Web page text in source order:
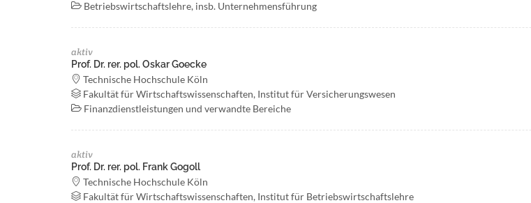
Betriebswirtschaftslehre, insb. Unternehmensführung
aktiv
Prof. Dr. rer. pol. Oskar Goecke
Technische Hochschule Köln
Fakultät für Wirtschaftswissenschaften, Institut für Versicherungswesen
Finanzdienstleistungen und verwandte Bereiche
aktiv
Prof. Dr. rer. pol. Frank Gogoll
Technische Hochschule Köln
Fakultät für Wirtschaftswissenschaften, Institut für Betriebswirtschaftslehre